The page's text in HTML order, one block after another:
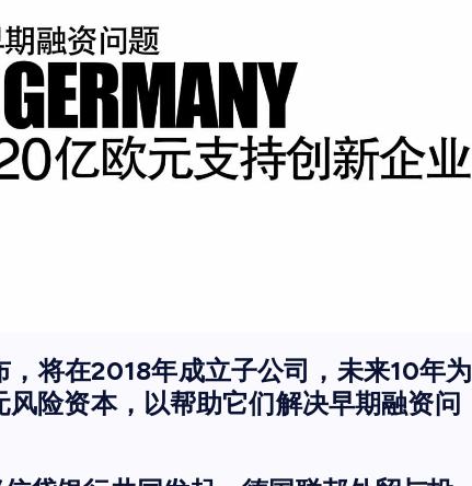
将在2018年成立子公司，未来10年为
险资本，以帮助它们解决早期融资问